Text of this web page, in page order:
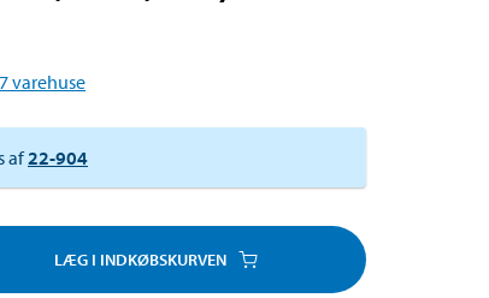
7varehuse
af22-904
LÆG I INDKØBSKURVEN